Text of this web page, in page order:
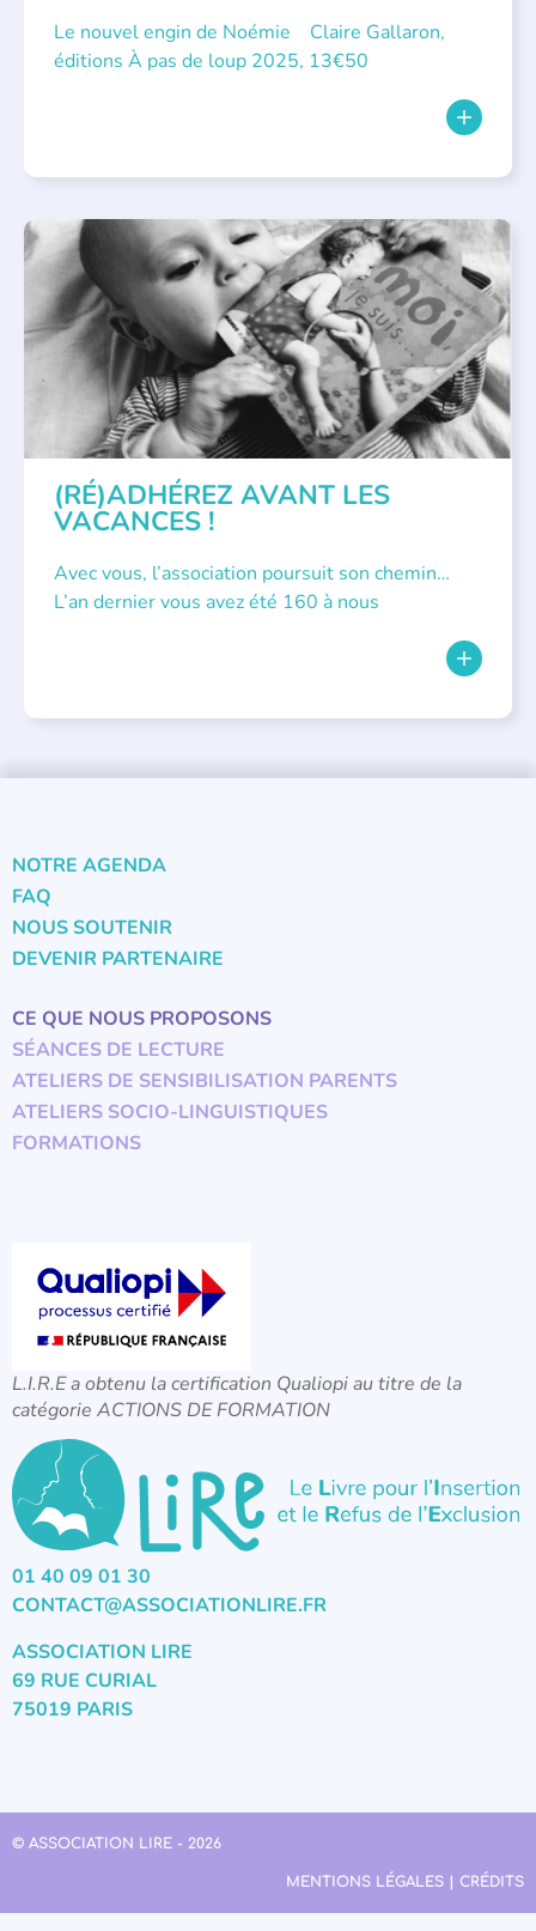
Le nouvel engin de Noémie Claire Gallaron,
éditions À pas de loup 2025, 13€50
APPEL À SOUTIEN
(RÉ)ADHÉREZ AVANT LES
VACANCES !
Avec vous, l’association poursuit son chemin…
L’an dernier vous avez été 160 à nous
NOTRE AGENDA
FAQ
NOUS SOUTENIR
DEVENIR PARTENAIRE
CE QUE NOUS PROPOSONS
SÉANCES DE LECTURE
ATELIERS DE SENSIBILISATION PARENTS
ATELIERS SOCIO-LINGUISTIQUES
FORMATIONS
L.I.R.E a obtenu la certification Qualiopi au titre de la
catégorie ACTIONS DE FORMATION
01 40 09 01 30
CONTACT@ASSOCIATIONLIRE.FR
ASSOCIATION LIRE
69 RUE CURIAL
75019 PARIS
© ASSOCIATION LIRE - 2026
MENTIONS LÉGALES | CRÉDITS